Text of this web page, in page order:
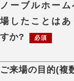
ノーブルホーム
場したことはあ
すか?
必須
ご来場の目的(複